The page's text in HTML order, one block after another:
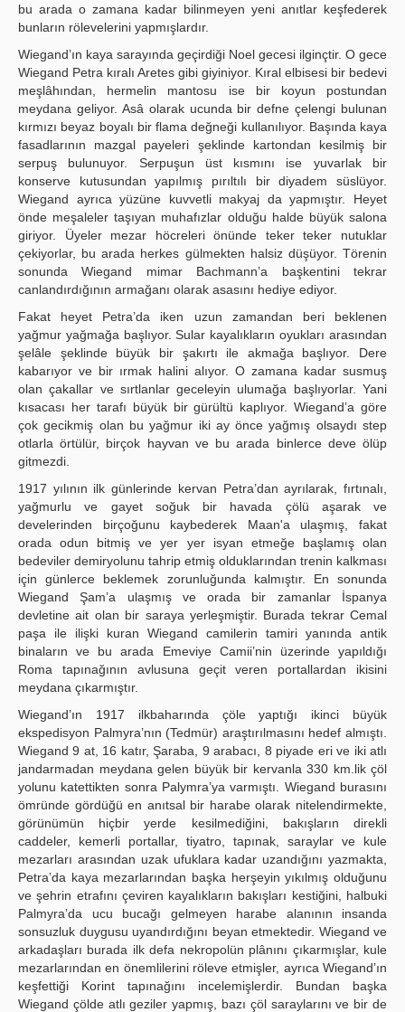
bu arada o zamana kadar bilinmeyen yeni anıtlar keşfederek
bunların rölevelerini yapmışlardır.
Wiegand’ın kaya sarayında geçirdiği Noel gecesi ilginçtir. O gece
Wiegand Petra kıralı Aretes gibi giyiniyor. Kıral elbisesi bir bedevi
meşlâhından, hermelin mantosu ise bir koyun postundan
meydana geliyor. Asâ olarak ucunda bir defne çelengi bulunan
kırmızı beyaz boyalı bir flama değneği kullanılıyor. Başında kaya
fasadlarının mazgal payeleri şeklinde kartondan kesilmiş bir
serpuş bulunuyor. Serpuşun üst kısmını ise yuvarlak bir
konserve kutusundan yapılmış pırıltılı bir diyadem süslüyor.
Wiegand ayrıca yüzüne kuvvetli makyaj da yapmıştır. Heyet
önde meşaleler taşıyan muhafızlar olduğu halde büyük salona
giriyor. Üyeler mezar höcreleri önünde teker teker nutuklar
çekiyorlar, bu arada herkes gülmekten halsiz düşüyor. Törenin
sonunda Wiegand mimar Bachmann’a başkentini tekrar
canlandırdığının armağanı olarak asasını hediye ediyor.
Fakat heyet Petra’da iken uzun zamandan beri beklenen
yağmur yağmağa başlıyor. Sular kayalıkların oyukları arasından
şelâle şeklinde büyük bir şakırtı ile akmağa başlıyor. Dere
kabarıyor ve bir ırmak halini alıyor. O zamana kadar susmuş
olan çakallar ve sırtlanlar geceleyin ulumağa başlıyorlar. Yani
kısacası her tarafı büyük bir gürültü kaplıyor. Wiegand’a göre
çok gecikmiş olan bu yağmur iki ay önce yağmış olsaydı step
otlarla örtülür, birçok hayvan ve bu arada binlerce deve ölüp
gitmezdi.
1917 yılının ilk günlerinde kervan Petra’dan ayrılarak, fırtınalı,
yağmurlu ve gayet soğuk bir havada çölü aşarak ve
develerinden birçoğunu kaybederek Maan'a ulaşmış, fakat
orada odun bitmiş ve yer yer isyan etmeğe başlamış olan
bedeviler demiryolunu tahrip etmiş olduklarından trenin kalkması
için günlerce beklemek zorunluğunda kalmıştır. En sonunda
Wiegand Şam’a ulaşmış ve orada bir zamanlar İspanya
devletine ait olan bir saraya yerleşmiştir. Burada tekrar Cemal
paşa ile ilişki kuran Wiegand camilerin tamiri yanında antik
binaların ve bu arada Emeviye Camii’nin üzerinde yapıldığı
Roma tapınağının avlusuna geçit veren portallardan ikisini
meydana çıkarmıştır.
Wiegand’ın 1917 ilkbaharında çöle yaptığı ikinci büyük
ekspedisyon Palmyra’nın (Tedmür) araştırılmasını hedef almıştı.
Wiegand 9 at, 16 katır, Şaraba, 9 arabacı, 8 piyade eri ve iki atlı
jandarmadan meydana gelen büyük bir kervanla 330 km.lik çöl
yolunu katettikten sonra Palymra’ya varmıştı. Wiegand burasını
ömründe gördüğü en anıtsal bir harabe olarak nitelendirmekte,
görünümün hiçbir yerde kesilmediğini, bakışların direkli
caddeler, kemerli portallar, tiyatro, tapınak, saraylar ve kule
mezarları arasından uzak ufuklara kadar uzandığını yazmakta,
Petra’da kaya mezarlarından başka herşeyin yıkılmış olduğunu
ve şehrin etrafını çeviren kayalıkların bakışları kestiğini, halbuki
Palmyra’da ucu bucağı gelmeyen harabe alanının insanda
sonsuzluk duygusu uyandırdığını beyan etmektedir. Wiegand ve
arkadaşları burada ilk defa nekropolün plânını çıkarmışlar, kule
mezarlarından en önemlilerini röleve etmişler, ayrıca Wiegand’ın
keşfettiği Korint tapınağını incelemişlerdir. Bundan başka
Wiegand çölde atlı geziler yapmış, bazı çöl saraylarını ve bir de